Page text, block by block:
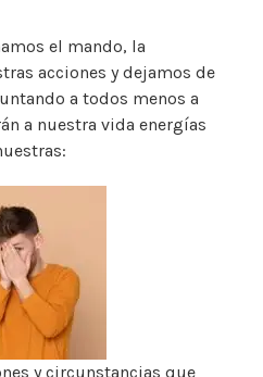
LAS
PERSONAS
QUE
PIENSAN
Y
el mando, la
acciones y dejamos de
a todos menos a
a nuestra vida energías
y circunstancias que